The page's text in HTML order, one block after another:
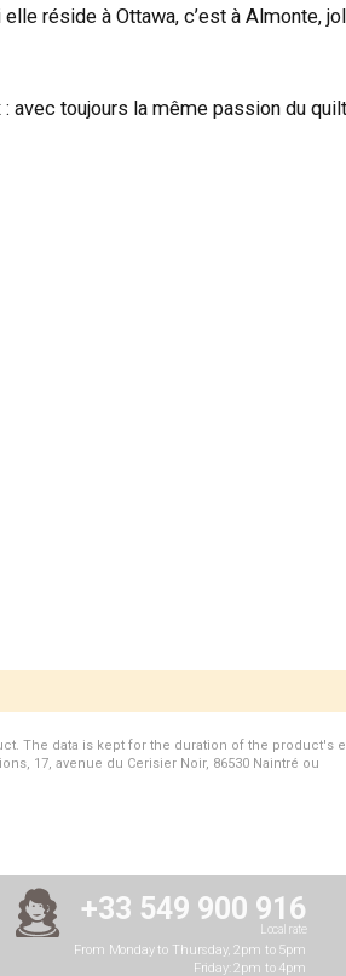
réside à Ottawa, c’est à Almonte,
avec toujours la même passion du
The data is kept for the duration of the product's
17, avenue du Cerisier Noir, 86530 Naintré ou
+33 549 900 916
Local rate
From Monday to Thursday, 2pm to 5pm
Friday: 2pm to 4pm